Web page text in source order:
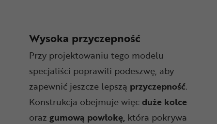
Wysoka przyczepność
Przy projektowaniu tego modelu
specjaliści poprawili podeszwę, aby
zapewnić jeszcze lepszą przyczepność.
Konstrukcja obejmuje więcduże kolce
oraz gumową powłokę, która pokrywa